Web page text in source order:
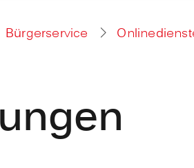
Bürgerservice